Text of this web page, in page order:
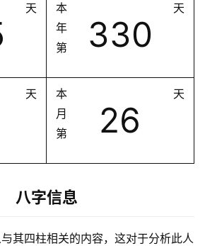
天
本
年
第
330
天
天
本
月
第
26
天
八字信息
其四柱相关的内容，这对于分析此人